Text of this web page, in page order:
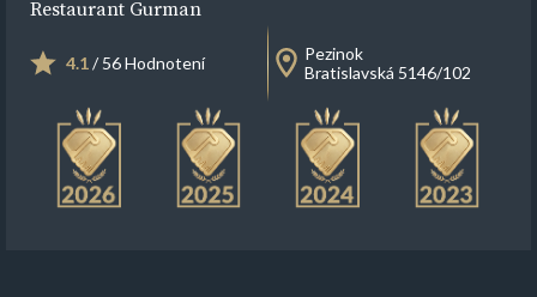
Restaurant Gurman
4.1/ 56 Hodnotení
Pezinok
Bratislavská 5146/102